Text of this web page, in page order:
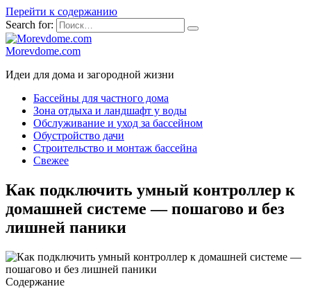
Перейти к содержанию
Search for:
Morevdome.com
Идеи для дома и загородной жизни
Бассейны для частного дома
Зона отдыха и ландшафт у воды
Обслуживание и уход за бассейном
Обустройство дачи
Строительство и монтаж бассейна
Свежее
Как подключить умный контроллер к
домашней системе — пошагово и без
лишней паники
Содержание